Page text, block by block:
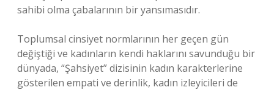
sahibi olma çabalarının bir yansımasıdır.
Toplumsal cinsiyet normlarının her geçen gün
değiştiği ve kadınların kendi haklarını savunduğu bir
dünyada, “Şahsiyet” dizisinin kadın karakterlerine
gösterilen empati ve derinlik, kadın izleyicileri de